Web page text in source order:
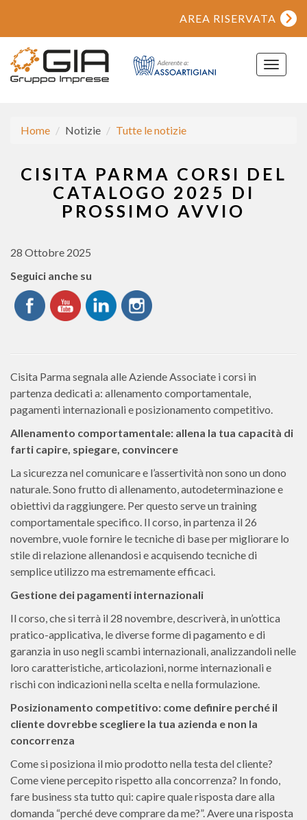
AREA RISERVATA
Toggle
Home Notizie Tutte le notizie
CISITA PARMA CORSI DEL
CATALOGO 2025 DI
PROSSIMO AVVIO
28 Ottobre 2025
Seguici anche su
Cisita Parma segnala alle Aziende Associate i corsi in
partenza dedicati a: allenamento comportamentale,
pagamenti internazionali e posizionamento competitivo.
Allenamento comportamentale: allena la tua capacità di
farti capire, spiegare, convincere
La sicurezza nel comunicare e l’assertività non sono un dono
naturale. Sono frutto di allenamento, autodeterminazione e
obiettivi da raggiungere. Per questo serve un training
comportamentale specifico. Il corso, in partenza il 26
novembre, vuole fornire le tecniche di base per migliorare lo
stile di relazione allenandosi e acquisendo tecniche di
semplice utilizzo ma estremamente efficaci.
Gestione dei pagamenti internazionali
Il corso, che si terrà il 28 novembre, descriverà, in un’ottica
pratico-applicativa, le diverse forme di pagamento e di
garanzia in uso negli scambi internazionali, analizzandoli nelle
loro caratteristiche, articolazioni, norme internazionali e
rischi con indicazioni nella scelta e nella formulazione.
Posizionamento competitivo: come definire perché il
cliente dovrebbe scegliere la tua azienda e non la
concorrenza
Come si posiziona il mio prodotto nella testa del cliente?
Come viene percepito rispetto alla concorrenza? In fondo,
fare business sta tutto qui: capire quale risposta dare alla
domanda “perché deve comprare da me?”. Avere una risposta